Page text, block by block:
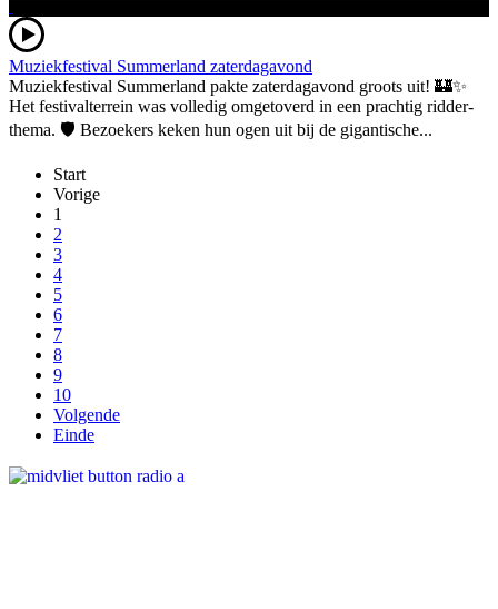
Muziekfestival Summerland zaterdagavond
Muziekfestival Summerland pakte zaterdagavond groots uit! 🏰✨
Het festivalterrein was volledig omgetoverd in een prachtig ridder-
thema. 🛡️ Bezoekers keken hun ogen uit bij de gigantische...
Start
Vorige
1
2
3
4
5
6
7
8
9
10
Volgende
Einde